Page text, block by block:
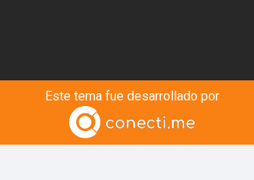
Este tema fue desarrollado por